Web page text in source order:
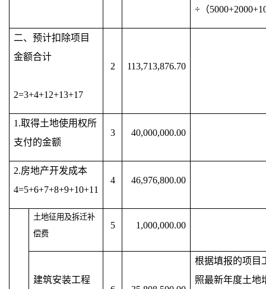
÷（
二、预计扣除项目
金额合计
2=3+4+12+13+17
2 113,713,876.70
1.取得土地使用权所
支付的金额
3 40,000,000.00
2.房地产开发成本
4=5+6+7+8+9+10+11
4 46,976,800.00
土地征用及拆迁补
偿费
5 1,000,000.00
建筑安装工程
根据填报的项目
照最新年度土地